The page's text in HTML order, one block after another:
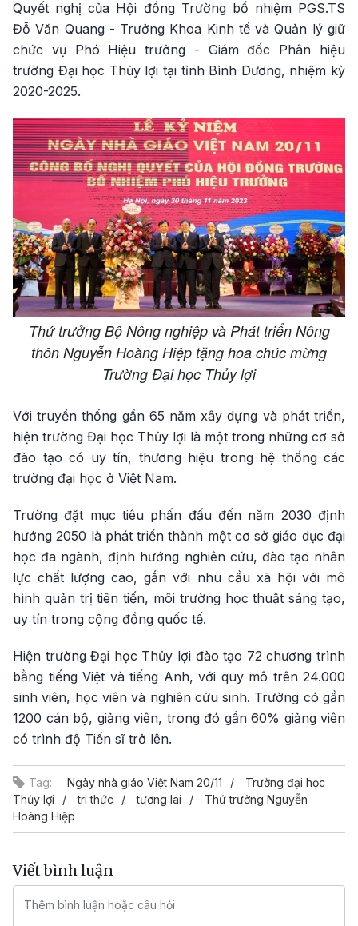
Quyết nghị của Hội đồng Trường bổ nhiệm PGS.TS
Đỗ Văn Quang - Trưởng Khoa Kinh tế và Quản lý giữ
chức vụ Phó Hiệu trưởng - Giám đốc Phân hiệu
trường Đại học Thủy lợi tại tỉnh Bình Dương, nhiệm kỳ
2020-2025.
Thứ trưởng Bộ Nông nghiệp và Phát triển Nông
thôn Nguyễn Hoàng Hiệp tặng hoa chúc mừng
Trường Đại học Thủy lợi
Với truyền thống gần 65 năm xây dựng và phát triển,
hiện trường Đại học Thủy lợi là một trong những cơ sở
đào tạo có uy tín, thương hiệu trong hệ thống các
trường đại học ở Việt Nam.
Trường đặt mục tiêu phấn đấu đến năm 2030 định
hướng 2050 là phát triển thành một cơ sở giáo dục đại
học đa ngành, định hướng nghiên cứu, đào tạo nhân
lực chất lượng cao, gắn với nhu cầu xã hội với mô
hình quản trị tiên tiến, môi trường học thuật sáng tạo,
uy tín trong cộng đồng quốc tế.
Hiện trường Đại học Thủy lợi đào tạo 72 chương trình
bằng tiếng Việt và tiếng Anh, với quy mô trên 24.000
sinh viên, học viên và nghiên cứu sinh. Trường có gần
1200 cán bộ, giảng viên, trong đó gần 60% giảng viên
có trình độ Tiến sĩ trở lên.
Tag: Ngày nhà giáo Việt Nam 20/11
Trường đại học
Thủy lợi
tri thức tương lai
Thứ trưởng Nguyễn
Hoàng Hiệp
Viết bình luận